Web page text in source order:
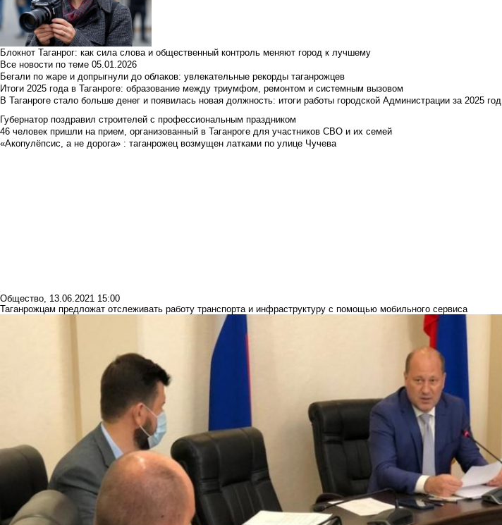
Блокнот Таганрог: как сила слова и общественный контроль меняют город к лучшему
Все новости по теме 05.01.2026
Бегали по жаре и допрыгнули до облаков: увлекательные рекорды таганрожцев
Итоги 2025 года в Таганроге: образование между триумфом, ремонтом и системным вызовом
В Таганроге стало больше денег и появилась новая должность: итоги работы городской Администрации за 2025 год
Губернатор поздравил строителей с профессиональным праздником
46 человек пришли на прием, организованный в Таганроге для участников СВО и их семей
«Акопулёпсис, а не дорога» : таганрожец возмущен латками по улице Чучева
Общество, 13.06.2021 15:00
Таганрожцам предложат отслеживать работу транспорта и инфраструктуру с помощью мобильного сервиса